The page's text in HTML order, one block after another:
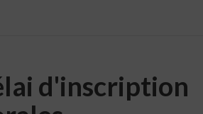
d'inscription